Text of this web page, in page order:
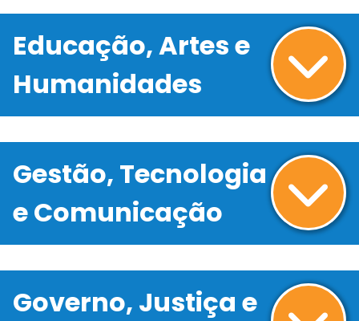
Educação, Artes e
Humanidades
Gestão, Tecnologia
e Comunicação
Governo, Justiça e